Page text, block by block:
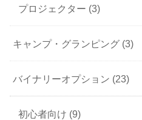
プロジェクター (3)
キャンプ・グランピング (3)
バイナリーオプション (23)
初心者向け (9)